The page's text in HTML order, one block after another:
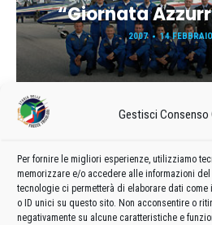
Gestisci Consenso
Per fornire le migliori esperienze, utilizziamo
memorizzare e/o accedere alle informazioni
tecnologie ci permetterà di elaborare dati
o ID unici su questo sito. Non acconsentire o
negativamente su alcune caratteristiche e
“Giornata
2007 14
Carica